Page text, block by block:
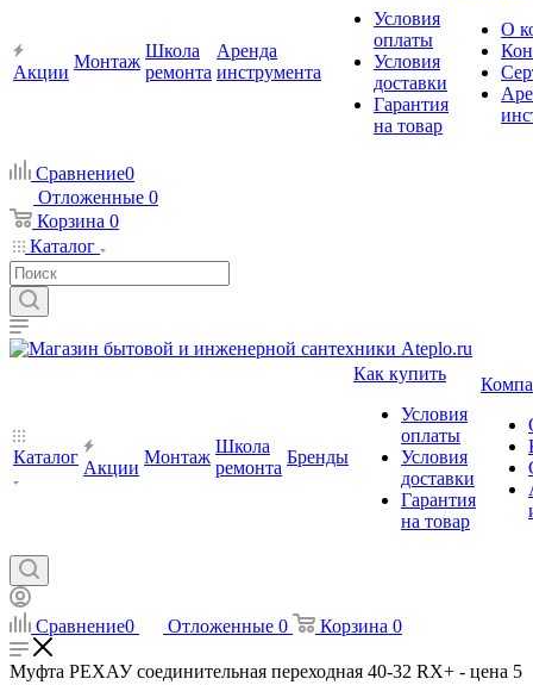
Акции
Монтаж
Школа
ремонта
Аренда
инструмента
Условия
оплаты
Условия
доставки
Гарантия
на товар
О
Сравнение0
Отложенные 0
Корзина 0
Каталог
Каталог
Акции
Монтаж
Школа
ремонта
Бренды
Как купить
Условия
оплаты
Условия
доставки
Гарантия
на товар
Сравнение0 Отложенные 0 Корзина 0
Муфта РЕХАУ соединительная переходная 40-32 RX+ - цена 5